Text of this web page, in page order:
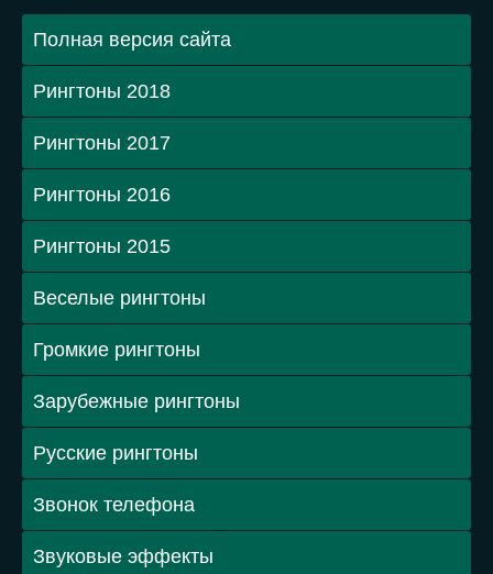
Полная версия сайта
Рингтоны 2018
Рингтоны 2017
Рингтоны 2016
Рингтоны 2015
Веселые рингтоны
Громкие рингтоны
Зарубежные рингтоны
Русские рингтоны
Звонок телефона
Звуковые эффекты